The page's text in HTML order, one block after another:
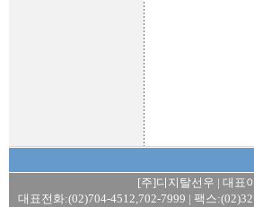
[주]디지탈선우 | 대표
대표전화:(02)704-4512,702-7999 | 팩스